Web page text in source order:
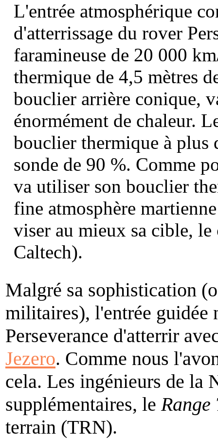
L'entrée atmosphérique
d'atterrissage du rover
faramineuse de 20 000
thermique de 4,5 mètres
bouclier arrière conique,
énormément de chaleur.
bouclier thermique à plus
sonde de 90 %. Comme
va utiliser son bouclier
fine atmosphère
viser au mieux sa cible,
Caltech).
Malgré sa sophistication
militaires), l'entrée guidée
Perseverance d'atterrir
Jezero. Comme nous
cela. Les ingénieurs de la
supplémentaires, le
terrain (TRN).